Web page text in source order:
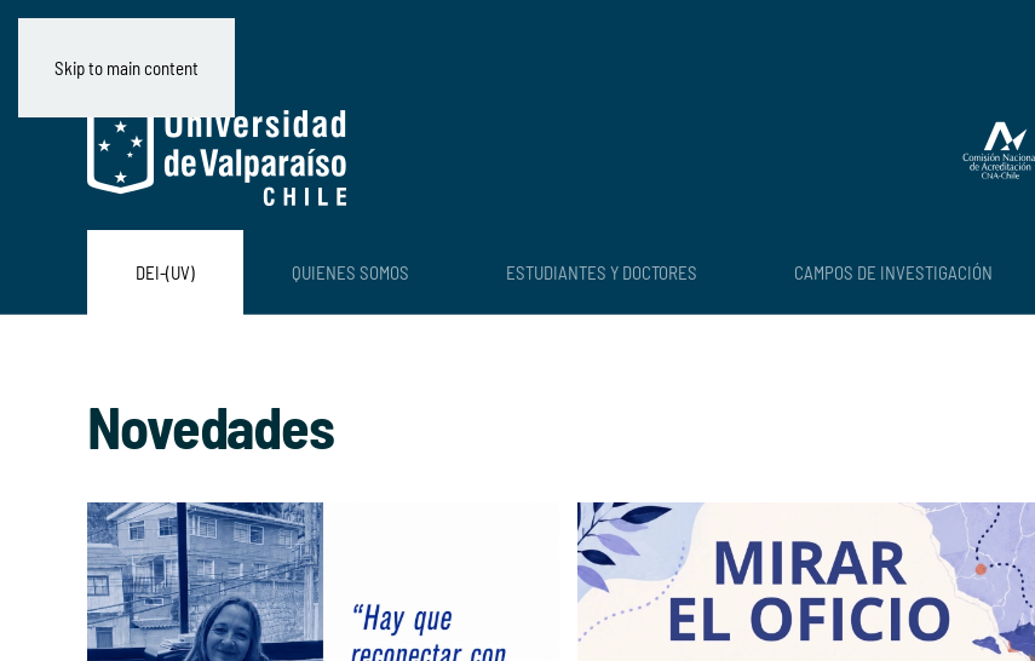
Skip to main content
DEI-(UV) QUIENES SOMOS ESTUDIANTES Y DOCTORES CAMPOS DE INVESTIGACIÓN
Novedades